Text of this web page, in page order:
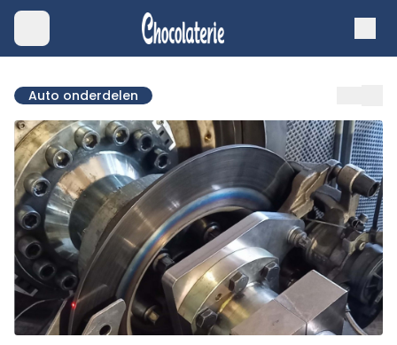
Auto onderdelen